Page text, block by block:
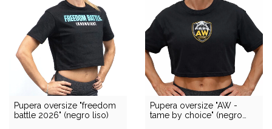
Pupera oversize "freedom
battle 2026" (negro liso)
Pupera oversize "AW -
tame by choice" (negro